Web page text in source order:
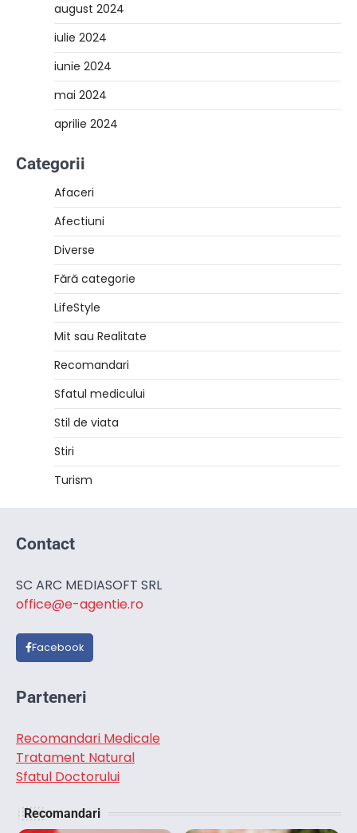
august 2024
iulie 2024
iunie 2024
mai 2024
aprilie 2024
Categorii
Afaceri
Afectiuni
Diverse
Fără categorie
LifeStyle
Mit sau Realitate
Recomandari
Sfatul medicului
Stil de viata
Stiri
Turism
Contact
SC ARC MEDIASOFT SRL
office@e-agentie.ro
Facebook
Parteneri
Recomandari Medicale
Tratament Natural
Sfatul Doctorului
Recomandari